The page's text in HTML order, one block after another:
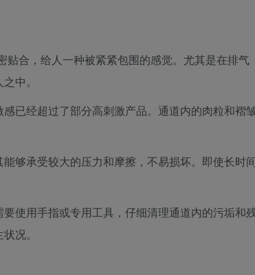
贴合，给人一种被紧紧包围的感觉。尤其是在排气
中。
已经超过了部分高刺激产品。通道内的肉粒和褶
够承受较大的压力和摩擦，不易损坏。即使长时
使用手指或专用工具，仔细清理通道内的污垢和
况。